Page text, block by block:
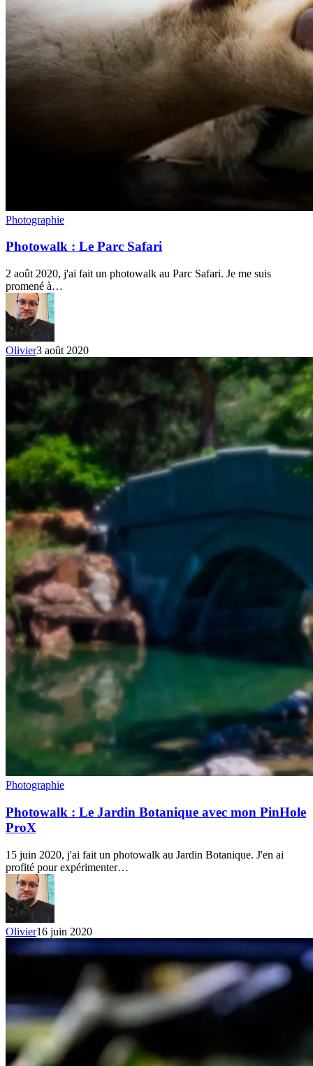
Photowalk
Le
Safari
Photographie
Photowalk : Le Parc Safari
2 août 2020, j'ai fait un photowalk au Parc Safari. Je me suis
promené à…
Olivier3 août 2020
Photowalk
Le
Jardin
Botanique
mon
PinHole
ProX
Photographie
Photowalk : Le Jardin Botanique avec mon PinHole
ProX
15 juin 2020, j'ai fait un photowalk au Jardin Botanique. J'en ai
profité pour expérimenter…
Olivier16 juin 2020